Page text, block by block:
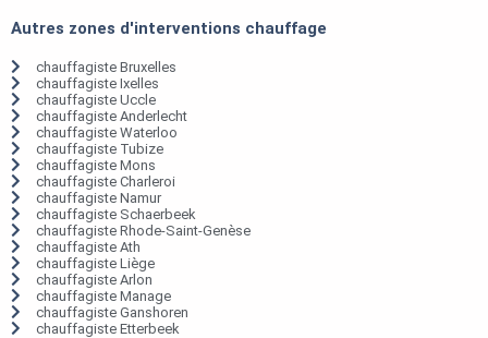
Autres zones d'interventions chauffage
chauffagiste Bruxelles
chauffagiste Ixelles
chauffagiste Uccle
chauffagiste Anderlecht
chauffagiste Waterloo
chauffagiste Tubize
chauffagiste Mons
chauffagiste Charleroi
chauffagiste Namur
chauffagiste Schaerbeek
chauffagiste Rhode-Saint-Genèse
chauffagiste Ath
chauffagiste Liège
chauffagiste Arlon
chauffagiste Manage
chauffagiste Ganshoren
chauffagiste Etterbeek